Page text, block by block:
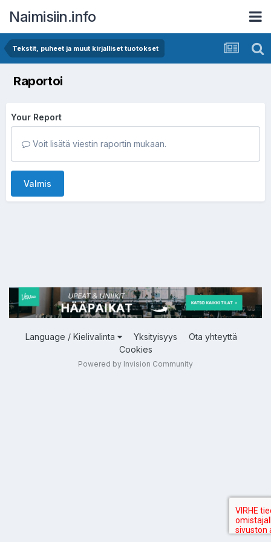
Naimisiin.info
Tekstit, puheet ja muut kirjalliset tuotokset
Raportoi
Your Report
Voit lisätä viestin raportin mukaan.
Valmis
Language / Kielivalinta Yksityisyys
Ota yhteyttä
Cookies
Powered by Invision Community